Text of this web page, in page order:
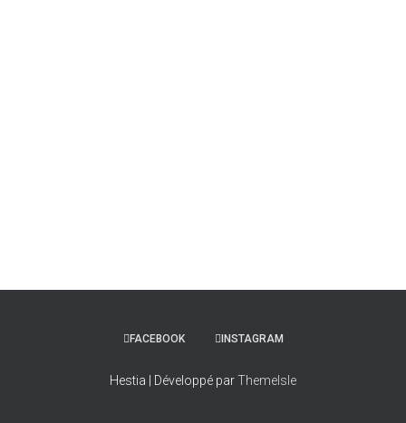
FACEBOOK INSTAGRAM
Hestia | Développé parThemeIsle